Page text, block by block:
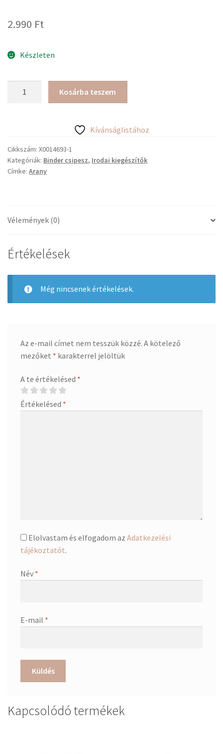
2.990 Ft
Készleten
mennyiség
Kosárba teszem
Kívánságlistához
Cikkszám: X0014693-1
Kategóriák: Binder csipesz, Irodai kiegészítők
Címke: Arany
Vélemények (0)
Értékelések
Még nincsenek értékelések.
Az e-mail címet nem tesszük közzé. A kötelező
mezőket * karakterrel jelöltük
A te értékelésed *
Értékelésed *
Elolvastam és elfogadom az Adatkezelési
tájékoztatót.
Név *
E-mail *
Kapcsolódó termékek